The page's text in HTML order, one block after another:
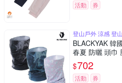
活動 券
登山戶外 涼感 登
BLACKYAK 韓
春夏 防曬 頭巾
AL01
$702
活動 券